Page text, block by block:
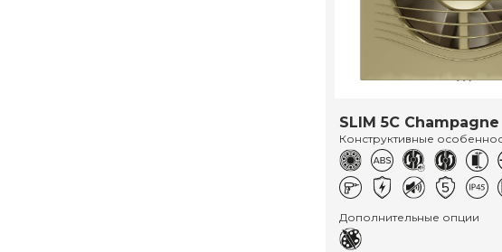
SLIM 5C Champagne
Конструктивные
Дополнительные опции